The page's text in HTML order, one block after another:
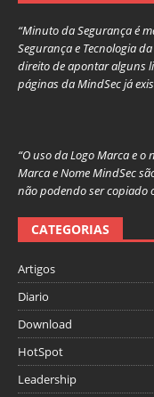
“Minuto da Segurança é
Segurança e Tecnologia
direito de apontar alguns
páginas da MindSec já
“O uso da Logo Marca e
Marca e Nome MindSec
não podendo ser copiado
CATEGORIAS
Artigos
Diario
Download
HotSpot
Leadership